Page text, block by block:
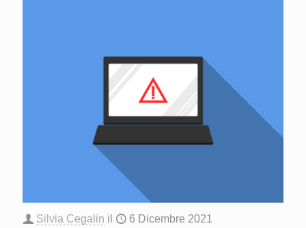
Silvia Cegalin il 6 Dicembre 2021